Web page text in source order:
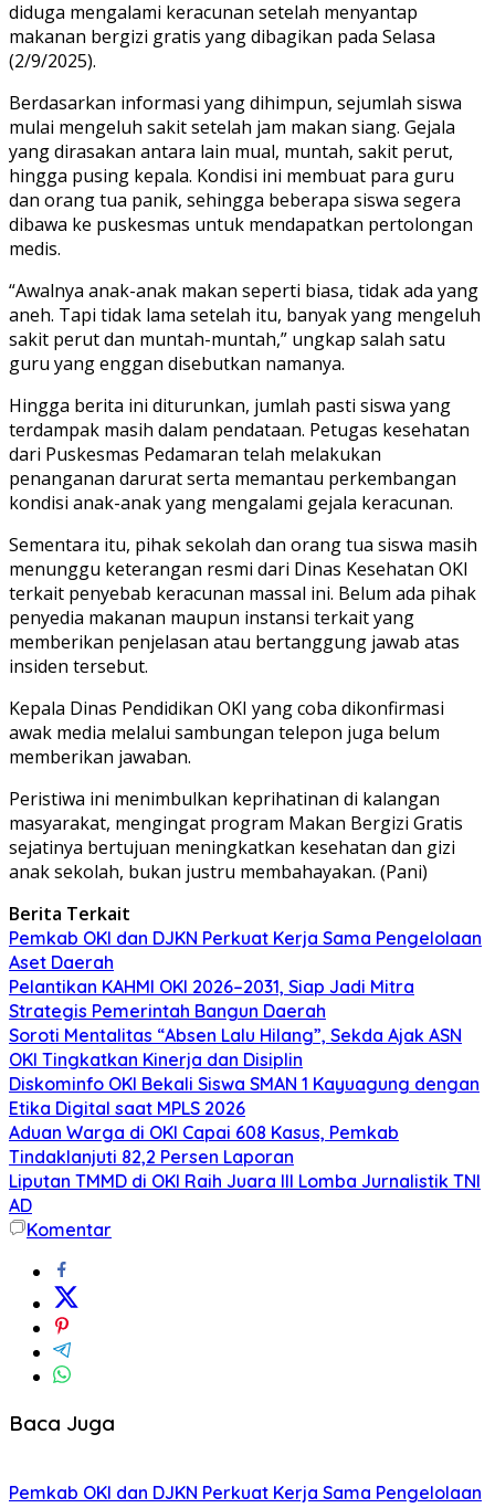
diduga mengalami keracunan setelah menyantap
makanan bergizi gratis yang dibagikan pada Selasa
(2/9/2025).
Berdasarkan informasi yang dihimpun, sejumlah siswa
mulai mengeluh sakit setelah jam makan siang. Gejala
yang dirasakan antara lain mual, muntah, sakit perut,
hingga pusing kepala. Kondisi ini membuat para guru
dan orang tua panik, sehingga beberapa siswa segera
dibawa ke puskesmas untuk mendapatkan pertolongan
medis.
“Awalnya anak-anak makan seperti biasa, tidak ada yang
aneh. Tapi tidak lama setelah itu, banyak yang mengeluh
sakit perut dan muntah-muntah,” ungkap salah satu
guru yang enggan disebutkan namanya.
Hingga berita ini diturunkan, jumlah pasti siswa yang
terdampak masih dalam pendataan. Petugas kesehatan
dari Puskesmas Pedamaran telah melakukan
penanganan darurat serta memantau perkembangan
kondisi anak-anak yang mengalami gejala keracunan.
Sementara itu, pihak sekolah dan orang tua siswa masih
menunggu keterangan resmi dari Dinas Kesehatan OKI
terkait penyebab keracunan massal ini. Belum ada pihak
penyedia makanan maupun instansi terkait yang
memberikan penjelasan atau bertanggung jawab atas
insiden tersebut.
Kepala Dinas Pendidikan OKI yang coba dikonfirmasi
awak media melalui sambungan telepon juga belum
memberikan jawaban.
Peristiwa ini menimbulkan keprihatinan di kalangan
masyarakat, mengingat program Makan Bergizi Gratis
sejatinya bertujuan meningkatkan kesehatan dan gizi
anak sekolah, bukan justru membahayakan. (Pani)
Berita Terkait
Pemkab OKI dan DJKN Perkuat Kerja Sama Pengelolaan
Aset Daerah
Pelantikan KAHMI OKI 2026–2031, Siap Jadi Mitra
Strategis Pemerintah Bangun Daerah
Soroti Mentalitas “Absen Lalu Hilang”, Sekda Ajak ASN
OKI Tingkatkan Kinerja dan Disiplin
Diskominfo OKI Bekali Siswa SMAN 1 Kayuagung dengan
Etika Digital saat MPLS 2026
Aduan Warga di OKI Capai 608 Kasus, Pemkab
Tindaklanjuti 82,2 Persen Laporan
Liputan TMMD di OKI Raih Juara III Lomba Jurnalistik TNI
AD
Komentar
Baca Juga
Pemkab OKI dan DJKN Perkuat Kerja Sama Pengelolaan